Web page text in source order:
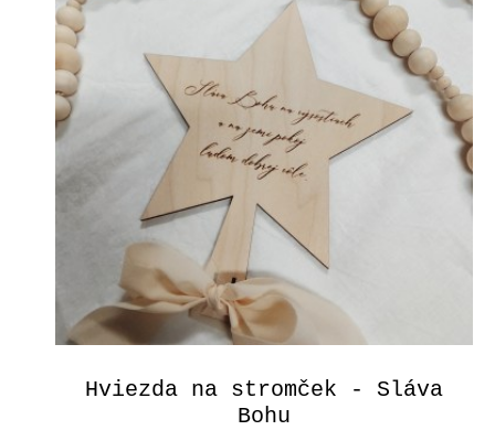
Hviezda na stromček - Sláva
Bohu